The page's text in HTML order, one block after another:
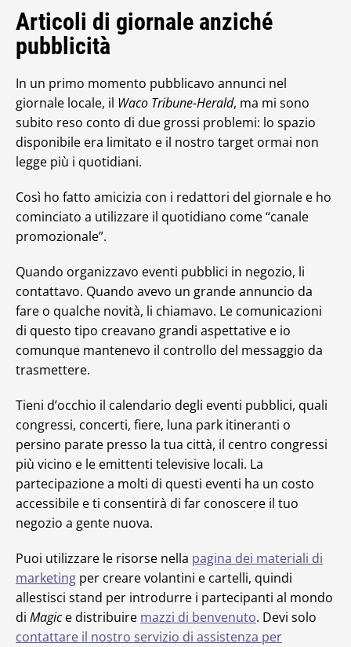
Articoli di giornale anziché
pubblicità
In un primo momento pubblicavo annunci nel
giornale locale, il Waco Tribune-Herald, ma mi sono
subito reso conto di due grossi problemi: lo spazio
disponibile era limitato e il nostro target ormai non
legge più i quotidiani.
Così ho fatto amicizia con i redattori del giornale e ho
cominciato a utilizzare il quotidiano come “canale
promozionale”.
Quando organizzavo eventi pubblici in negozio, li
contattavo. Quando avevo un grande annuncio da
fare o qualche novità, li chiamavo. Le comunicazioni
di questo tipo creavano grandi aspettative e io
comunque mantenevo il controllo del messaggio da
trasmettere.
Tieni d’occhio il calendario degli eventi pubblici, quali
congressi, concerti, fiere, luna park itineranti o
persino parate presso la tua città, il centro congressi
più vicino e le emittenti televisive locali. La
partecipazione a molti di questi eventi ha un costo
accessibile e ti consentirà di far conoscere il tuo
negozio a gente nuova.
Puoi utilizzare le risorse nella pagina dei materiali di
marketing per creare volantini e cartelli, quindi
allestisci stand per introdurre i partecipanti al mondo
di Magice distribuire mazzi di benvenuto. Devi solo
contattare il nostro servizio di assistenza per